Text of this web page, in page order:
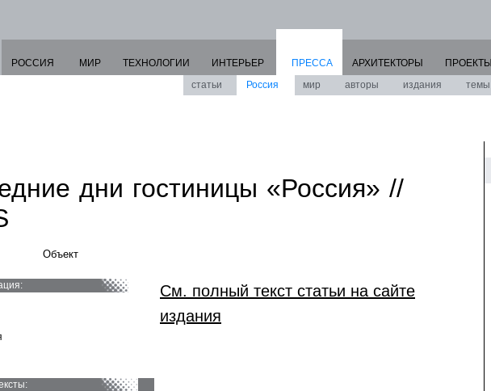
РОССИЯ МИР ТЕХНОЛОГИИ ИНТЕРЬЕР
ПРЕССА
статьи
Россия мир авторы издания темы
АРХИТЕКТОРЫ ПРОЕКТЫ
дни гостиницы «Россия» //
Объект
См. полный текст статьи на сайте
издания